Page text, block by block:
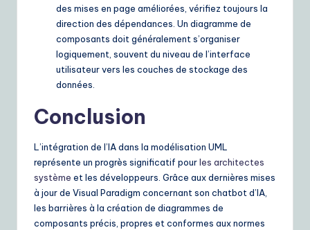
des mises en page améliorées, vérifiez toujours la
direction des dépendances. Un diagramme de
composants doit généralement s’organiser
logiquement, souvent du niveau de l’interface
utilisateur vers les couches de stockage des
données.
Conclusion
L’intégration de l’IA dans la modélisation UML
représente un progrès significatif pourles architectes
système et les développeurs. Grâce aux dernières mises
à jour de Visual Paradigm concernant son chatbot d’IA,
les barrières à la création de diagrammes de
composants précis, propres et conformes aux normes